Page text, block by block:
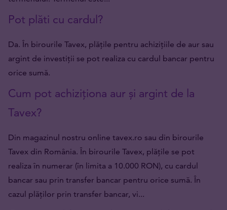
Pot plăti cu cardul?
Da. În birourile Tavex, plățile pentru achizițiile de aur sau
argint de investiții se pot realiza cu cardul bancar pentru
orice sumă.
Cum pot achiziționa aur și argint de la
Tavex?
Din magazinul nostru online tavex.ro sau din birourile
Tavex din România. În birourile Tavex, plățile se pot
realiza în numerar (în limita a 10.000 RON), cu cardul
bancar sau prin transfer bancar pentru orice sumă. În
cazul plăților prin transfer bancar, vi...